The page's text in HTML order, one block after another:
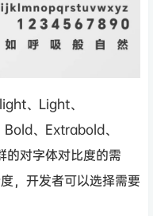
、Light、
、Extrabold、
对字体对比度的需
，开发者可以选择需要